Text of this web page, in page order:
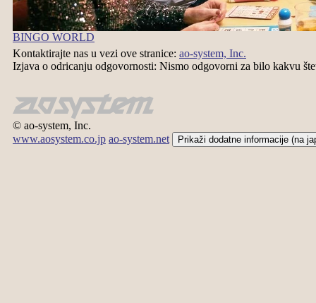
BINGO WORLD
Kontaktirajte nas u vezi ove stranice: ao-system, Inc.
Izjava o odricanju odgovornosti: Nismo odgovorni za bilo kakvu
© ao-system, Inc.
www.aosystem.co.jp ao-system.net Prikaži dodatne informacije (na